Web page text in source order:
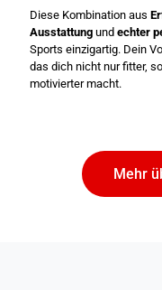
Diese Kombination aus
Ausstattung und echter
Sports einzigartig. Dein
das dich nicht nur fitter,
motivierter macht.
Mehr